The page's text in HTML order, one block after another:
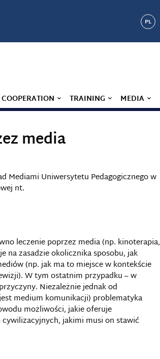
PL
COOPERATION TRAINING MEDIA
media
Mediami Uniwersytetu Pedagogicznego w
nt.
leczenie poprzez media (np. kinoterapia,
na zasadzie okolicznika sposobu, jak
(np. jak ma to miejsce w kontekście
W tym ostatnim przypadku – w
Niezależnie jednak od
medium komunikacji) problematyka
możliwości, jakie oferuje
cywilizacyjnych, jakimi musi on stawić